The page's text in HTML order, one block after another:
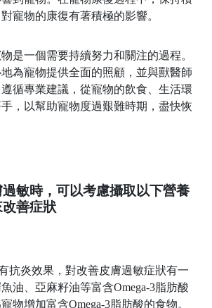
寵物的康復有著積極的影響。
是一個需要持續努力和關注的過程。
為寵物提供全面的照顧，並與獸醫師
循專業建議，從寵物的飲食、生活環
，以幫助寵物度過艱難時期，盡快恢
敏時，可以考慮攝取以下營養
善症狀
抗炎效果，對改善皮膚過敏症狀有一
油、亞麻籽油等富含Omega-3脂肪酸
物增加富含Omega-3脂肪酸的食物。